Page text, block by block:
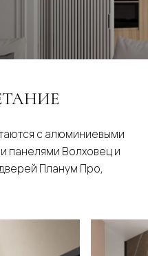
с алюминиевыми
панелями Волховец и
Планум Про,